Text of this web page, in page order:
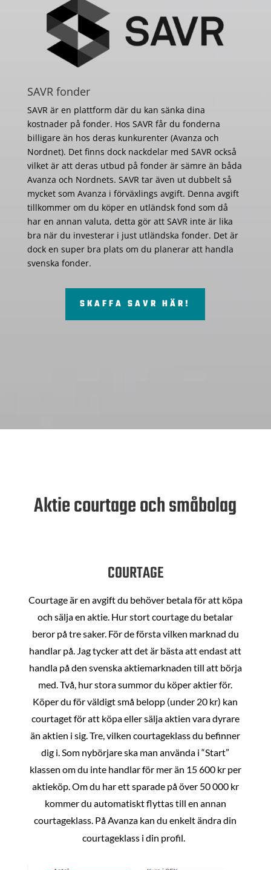
SAVR fonder
SAVR är en plattform där du kan sänka dina
kostnader på fonder. Hos SAVR får du fonderna
billigare än hos deras kunkurenter (Avanza och
Nordnet). Det finns dock nackdelar med SAVR också
vilket är att deras utbud på fonder är sämre än båda
Avanza och Nordnets. SAVR tar även ut dubbelt så
mycket som Avanza i förväxlings avgift. Denna avgift
tillkommer om du köper en utländsk fond som då
har en annan valuta, detta gör att SAVR inte är lika
bra när du investerar i just utländska fonder. Det är
dock en super bra plats om du planerar att handla
svenska fonder.
SKAFFA SAVR HÄR!
Aktie courtage och småbolag
COURTAGE
Courtage är en avgift du behöver betala för att köpa
och sälja en aktie. Hur stort courtage du betalar
beror på tre saker. För de första vilken marknad du
handlar på. Jag tycker att det är bästa att endast att
handla på den svenska aktiemarknaden till att börja
med. Två, hur stora summor du köper aktier för.
Köper du för väldigt små belopp (under 20 kr) kan
courtaget för att köpa eller sälja aktien vara dyrare
än aktien i sig. Tre, vilken courtageklass du befinner
dig i. Som nybörjare ska man använda i “Start”
klassen om du inte handlar för mer än 15 600 kr per
aktieköp. Om du har ett sparade på över 50 000 kr
kommer du automatiskt flyttas till en annan
courtageklass. På Avanza kan du enkelt ändra din
courtageklass i din profil.